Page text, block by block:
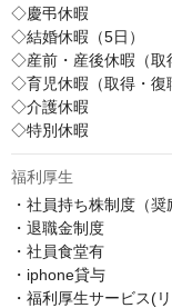
◇慶弔休暇
◇結婚休暇（5日）
◇産前・産後休暇（取
◇育児休暇（取得・復
◇介護休暇
◇特別休暇
福利厚生
・社員持ち株制度（奨
・退職金制度
・社員食堂有
・iphone貸与
・福利厚生サービス(